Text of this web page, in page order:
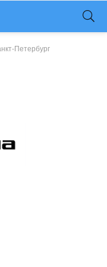
Петербург